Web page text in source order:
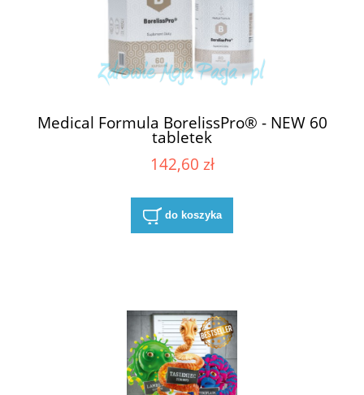
Medical Formula BorelissPro® - NEW 60
tabletek
142,60 zł
do koszyka